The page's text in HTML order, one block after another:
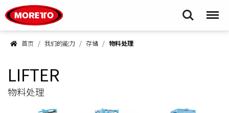
Search Menu
首页 我们的能力 存储 物料处理
LIFTER
物料处理